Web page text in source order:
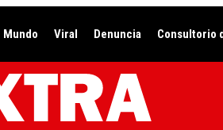
Mundo Viral Denuncia Consultorio